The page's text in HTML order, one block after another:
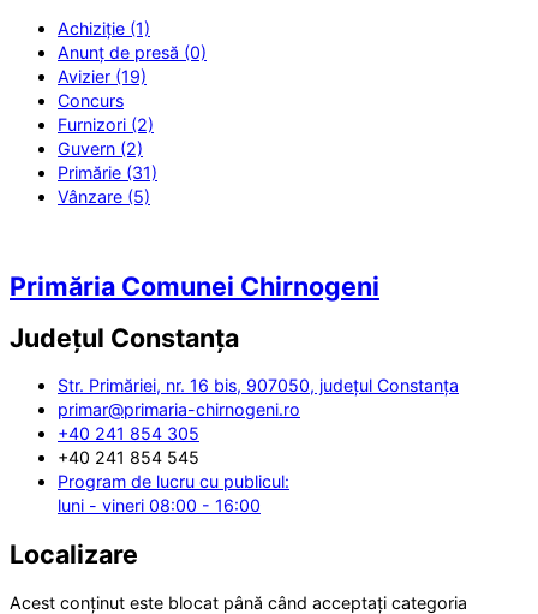
Achiziție (1)
Anunț de presă (0)
Avizier (19)
Concurs
Furnizori (2)
Guvern (2)
Primărie (31)
Vânzare (5)
Primăria Comunei Chirnogeni
Județul Constanța
Str. Primăriei, nr. 16 bis, 907050, județul Constanța
primar@primaria-chirnogeni.ro
+40 241 854 305
+40 241 854 545
Program de lucru cu publicul:
luni - vineri 08:00 - 16:00
Localizare
Acest conținut este blocat până când acceptați categoria